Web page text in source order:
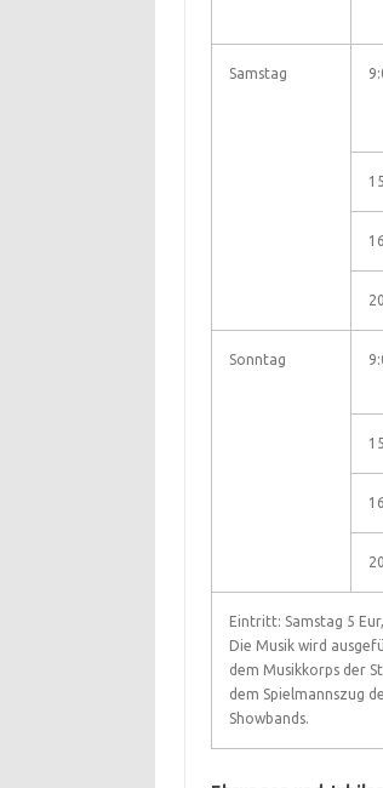
Samstag
Sonntag
Eintritt: Samstag 5
Die Musik wird
dem Musikkorps der
dem Spielmannszug
Showbands.